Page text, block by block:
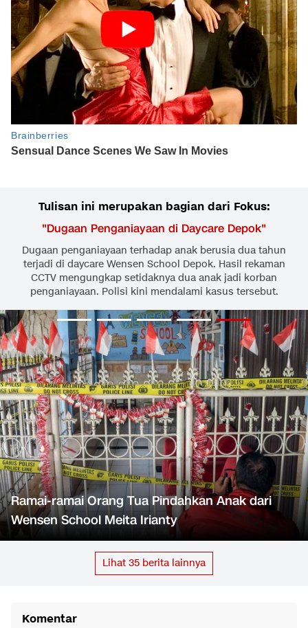
Tulisan ini merupakan bagian dari Fokus:
"Dugaan Penganiayaan di Daycare Depok"
Dugaan penganiayaan terhadap anak berusia dua tahun
terjadi di daycare Wensen School Depok. Hasil rekaman
CCTV mengungkap setidaknya dua anak jadi korban
penganiayaan. Polisi kini mendalami kasus tersebut.
Ramai-ramai Orang Tua Pindahkan Anak dari
Wensen School Meita Irianty
Lihat 35 berita lainnya
Komentar